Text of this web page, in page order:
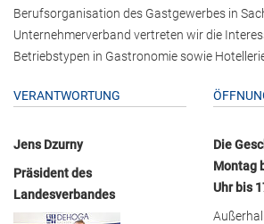
Berufsorganisation des Gastgewerbes in
Unternehmerverband vertreten wir die
Betriebstypen in Gastronomie sowie
VERANTWORTUNG
Jens Dzurny
Präsident des
Landesverbandes
Die
Montag
Uhr bis